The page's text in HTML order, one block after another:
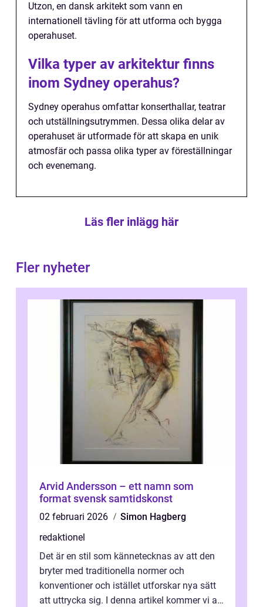
Utzon, en dansk arkitekt som vann en
internationell tävling för att utforma och bygga
operahuset.
Vilka typer av arkitektur finns
inom Sydney operahus?
Sydney operahus omfattar konserthallar, teatrar
och utställningsutrymmen. Dessa olika delar av
operahuset är utformade för att skapa en unik
atmosfär och passa olika typer av föreställningar
och evenemang.
Läs fler inlägg här
Fler nyheter
Arvid Andersson – ett namn som
format svensk samtidskonst
02 februari 2026
Simon Hagberg
redaktionel
Det är en stil som kännetecknas av att den
bryter med traditionella normer och
konventioner och istället utforskar nya sätt
att uttrycka sig. I denna artikel kommer vi att